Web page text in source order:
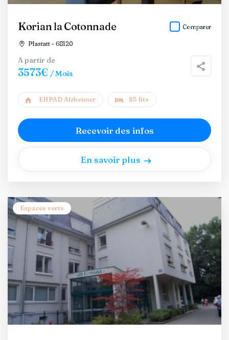
Korian la Cotonnade
Pfastatt - 68120
Comparer
A partir de
3573€ / Mois
EHPAD Alzheimer 85 lits
Recevoir des infos
En savoir plus
Espaces verts